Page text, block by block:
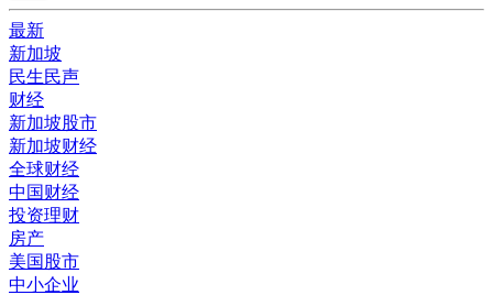
最新
新加坡
民生民声
财经
新加坡股市
新加坡财经
全球财经
中国财经
投资理财
房产
美国股市
中小企业